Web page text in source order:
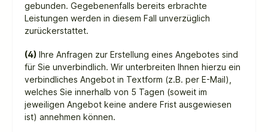
gebunden. Gegebenenfalls bereits erbrachte
Leistungen werden in diesem Fall unverzüglich
zurückerstattet.
(4) Ihre Anfragen zur Erstellung eines Angebotes sind
für Sie unverbindlich. Wir unterbreiten Ihnen hierzu ein
verbindliches Angebot in Textform (z.B. per E-Mail),
welches Sie innerhalb von 5 Tagen (soweit im
jeweiligen Angebot keine andere Frist ausgewiesen
ist) annehmen können.